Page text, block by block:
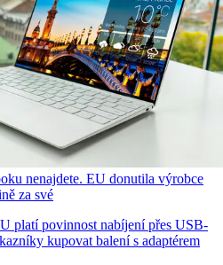
nenajdete. EU donutila výrobce
za své
platí povinnost nabíjení přes USB-
kupovat balení s adaptérem